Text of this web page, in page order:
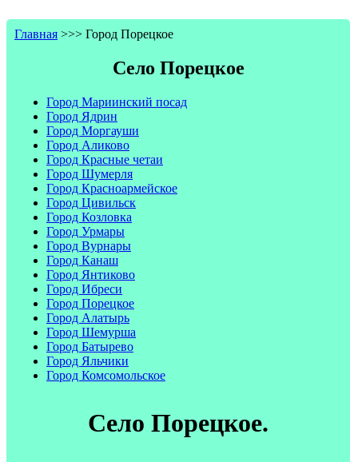
Главная >>> Город Порецкое
Село Порецкое
Город Мариинский посад
Город Ядрин
Город Моргауши
Город Аликово
Город Красные четаи
Город Шумерля
Город Красноармейское
Город Цивильск
Город Козловка
Город Урмары
Город Вурнары
Город Канаш
Город Янтиково
Город Ибреси
Город Порецкое
Город Алатырь
Город Шемурша
Город Батырево
Город Яльчики
Город Комсомольское
Село Порецкое.